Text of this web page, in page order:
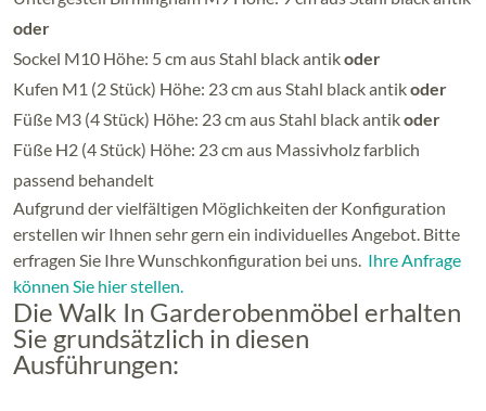
oder
Sockel M10 Höhe: 5 cm aus Stahl black antikoder
Kufen M1 (2 Stück) Höhe: 23 cm aus Stahl black antikoder
Füße M3 (4 Stück) Höhe: 23 cm aus Stahl black antikoder
Füße H2 (4 Stück) Höhe: 23 cm aus Massivholz farblich
passend behandelt
Aufgrund der vielfältigen Möglichkeiten der Konfiguration
erstellen wir Ihnen sehr gern ein individuelles Angebot. Bitte
erfragen Sie Ihre Wunschkonfiguration bei uns. Ihre Anfrage
können Sie hier stellen.
Die Walk In Garderobenmöbel erhalten
Sie grundsätzlich in diesen
Ausführungen: